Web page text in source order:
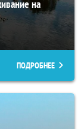
на
ПОДРОБНЕЕ